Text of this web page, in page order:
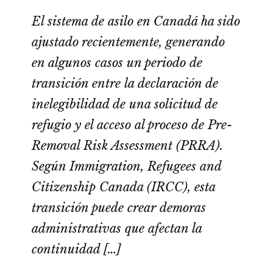
El sistema de asilo en Canadá ha sido
ajustado recientemente, generando
en algunos casos un periodo de
transición entre la declaración de
inelegibilidad de una solicitud de
refugio y el acceso al proceso de Pre-
Removal Risk Assessment (PRRA).
Según Immigration, Refugees and
Citizenship Canada (IRCC), esta
transición puede crear demoras
administrativas que afectan la
continuidad […]